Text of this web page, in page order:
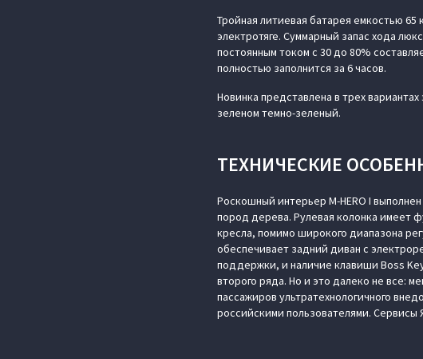
Тройная литиевая батарея емкостью
электротяге. Суммарный запас хода
постоянным током с 30 до 80%
полностью заполнится за 6 часов.
Новинка представлена в трех
зеленом темно-зеленый.
ТЕХНИЧЕСКИЕ
Роскошный интерьер M‑HERO I
пород дерева. Рулевая колонка имеет
кресла, помимо широкого диапазона
обеспечивает задний диван с
поддержки, и наличие клавиши Boss
второго ряда. Но и это далеко не все:
пассажиров ультратехнологичного
российскими пользователями. Сервисы